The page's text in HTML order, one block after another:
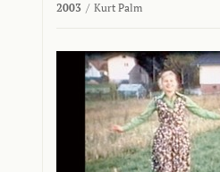
2003 / Kurt Palm